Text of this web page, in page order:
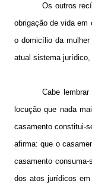
Os outros
obrigação de vida
o domicílio da
atual sistema jurídico,
Cabe
locução que nada
casamento constitui-
afirma: que o
casamento
dos atos jurídicos